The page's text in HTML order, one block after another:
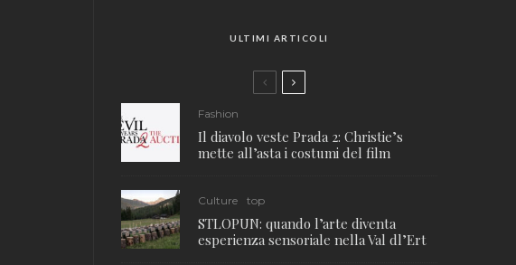
ULTIMI ARTICOLI
Fashion
Il diavolo veste Prada 2: Christie’s
mette all’asta i costumi del film
Culture top
STLOPUN: quando l’arte diventa
esperienza sensoriale nella Val dl’Ert